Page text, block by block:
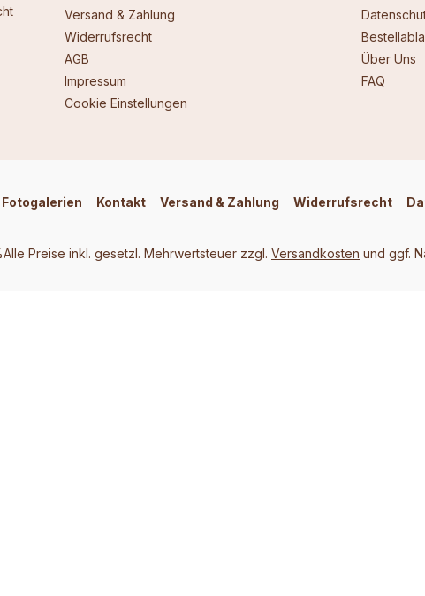
Versand & Zahlung
Widerrufsrecht
AGB
Impressum
Cookie Einstellungen
Über Uns
FAQ
Fotogalerien Kontakt Versand & Zahlung Widerrufsrecht
Preise inkl. gesetzl. Mehrwertsteuer zzgl. Versandkosten und ggf.